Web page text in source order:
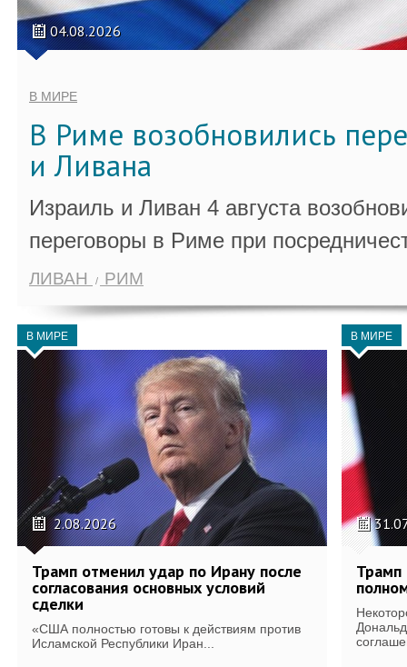
04.08.2026
В МИРЕ
В Риме возобновились
и Ливана
Израиль и Ливан 4 августа
переговоры в Риме при
ЛИВАН РИМ
В МИРЕ
2.08.2026
Трамп отменил удар по Ирану после
согласования основных условий
сделки
«США полностью готовы к действиям против
Исламской Республики Иран...
В МИРЕ
Трамп